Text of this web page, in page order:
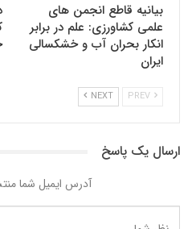
بیانیه قاطع انجمن های
علمی کشاورزی: علم در برابر
انکار بحران آب و خشکسالی
ایران
NEXT
ارسال یک پاسخ
آدرس ایمیل شما